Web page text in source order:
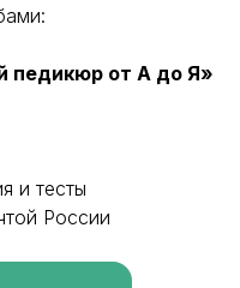
педикюр от А до Я»
и тесты
России